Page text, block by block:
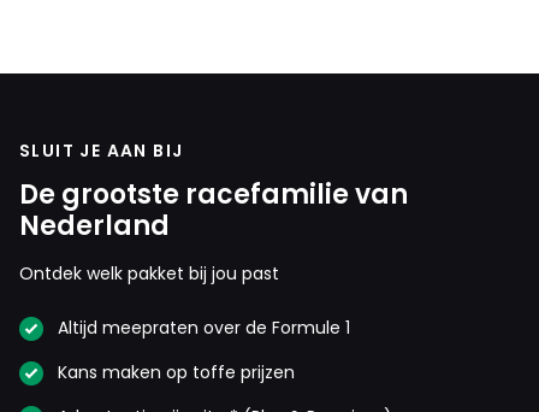
SLUIT JE AAN BIJ
De grootste racefamilie van
Nederland
Ontdek welk pakket bij jou past
Altijd meepraten over de Formule 1
Kans maken op toffe prijzen